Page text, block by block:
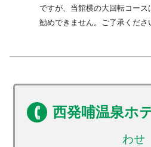
ですが、当館横の大回転コー
勧めできません。ご了承くださ
西発哺温泉ホ